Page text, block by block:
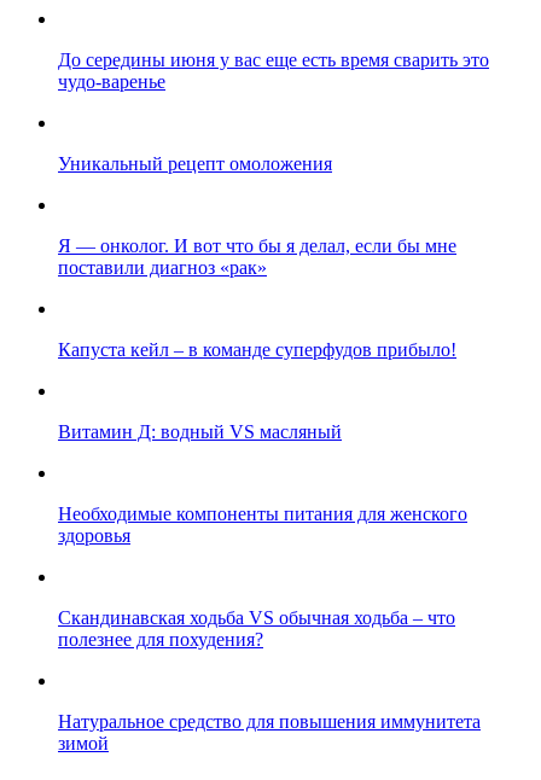
До середины июня у вас еще есть время сварить это
чудо-варенье
Уникальный рецепт омоложения
Я — онколог. И вот что бы я делал, если бы мне
поставили диагноз «рак»
Капуста кейл – в команде суперфудов прибыло!
Витамин Д: водный VS масляный
Необходимые компоненты питания для женского
здоровья
Скандинавская ходьба VS обычная ходьба – что
полезнее для похудения?
Натуральное средство для повышения иммунитета
зимой